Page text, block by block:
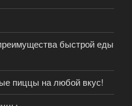
быстрой еды
пиццы на любой вкус!